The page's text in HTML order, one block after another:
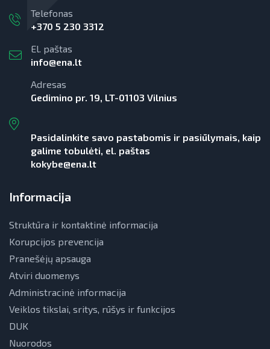
Telefonas
+370 5 230 3312
El. paštas
info@ena.lt
Adresas
Gedimino pr. 19, LT-01103 Vilnius
Pasidalinkite savo pastabomis ir pasiūlymais, kaip
galime tobulėti, el. paštas
kokybe@ena.lt
Informacija
Struktūra ir kontaktinė informacija
Korupcijos prevencija
Pranešėjų apsauga
Atviri duomenys
Administracinė informacija
Veiklos tikslai, sritys, rūšys ir funkcijos
DUK
Nuorodos